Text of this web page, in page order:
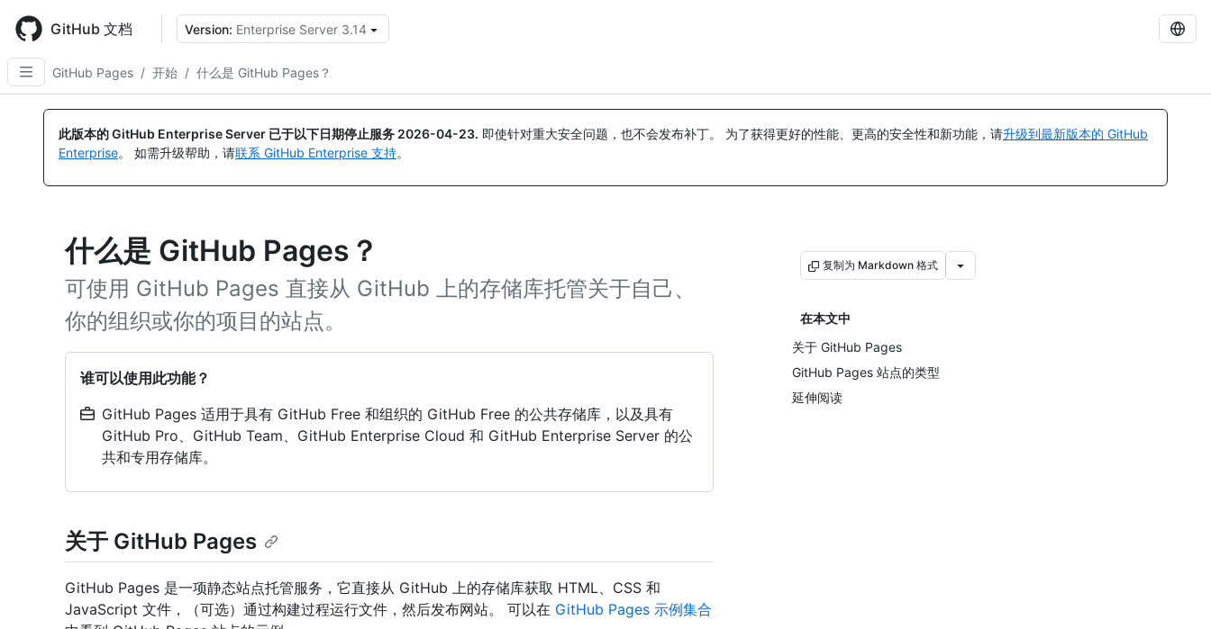
main
content
GitHub 文档 Version: Enterprise Server 3.14
GitHub Pages / 开始 / 什么是 GitHub Pages？
此版本的 GitHub Enterprise Server 已于以下日期停止服务 2026-04-23. 即使针对重大安全问题，也不会发布补丁。 为了获得更好的性能、更高的安全性和新功能，请升级到最新版本的 GitHub
Enterprise。 如需升级帮助，请联系 GitHub Enterprise 支持。
什么是 GitHub Pages？
可使用 GitHub Pages 直接从 GitHub 上的存储库托管关于自己、
你的组织或你的项目的站点。
谁可以使用此功能？
GitHub Pages 适用于具有 GitHub Free 和组织的 GitHub Free 的公共存储库，以及具有
GitHub Pro、GitHub Team、GitHub Enterprise Cloud 和 GitHub Enterprise Server 的公
共和专用存储库。
复制为 Markdown 格式
在本文中
关于 GitHub Pages
GitHub Pages 站点的类型
延伸阅读
关于 GitHub Pages
GitHub Pages 是一项静态站点托管服务，它直接从 GitHub 上的存储库获取 HTML、CSS 和
JavaScript 文件，（可选）通过构建过程运行文件，然后发布网站。 可以在 GitHub Pages 示例集合